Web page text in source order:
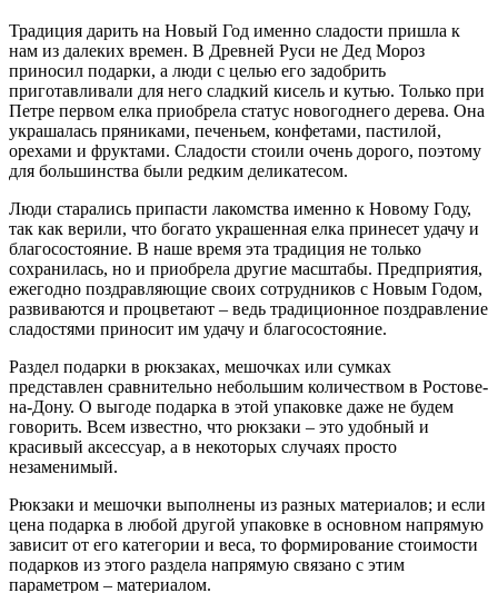
Традиция дарить на Новый Год именно сладости пришла к
нам из далеких времен. В Древней Руси не Дед Мороз
приносил подарки, а люди с целью его задобрить
приготавливали для него сладкий кисель и кутью. Только при
Петре первом елка приобрела статус новогоднего дерева. Она
украшалась пряниками, печеньем, конфетами, пастилой,
орехами и фруктами. Сладости стоили очень дорого, поэтому
для большинства были редким деликатесом.
Люди старались припасти лакомства именно к Новому Году,
так как верили, что богато украшенная елка принесет удачу и
благосостояние. В наше время эта традиция не только
сохранилась, но и приобрела другие масштабы. Предприятия,
ежегодно поздравляющие своих сотрудников с Новым Годом,
развиваются и процветают – ведь традиционное поздравление
сладостями приносит им удачу и благосостояние.
Раздел подарки в рюкзаках, мешочках или сумках
представлен сравнительно небольшим количеством в Ростове-
на-Дону. О выгоде подарка в этой упаковке даже не будем
говорить. Всем известно, что рюкзаки – это удобный и
красивый аксессуар, а в некоторых случаях просто
незаменимый.
Рюкзаки и мешочки выполнены из разных материалов; и если
цена подарка в любой другой упаковке в основном напрямую
зависит от его категории и веса, то формирование стоимости
подарков из этого раздела напрямую связано с этим
параметром – материалом.